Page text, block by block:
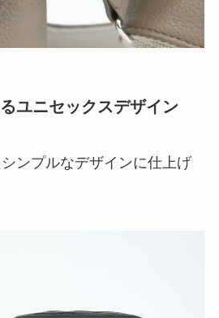
ユニセックスデザイン
ンプルなデザインに仕上げ